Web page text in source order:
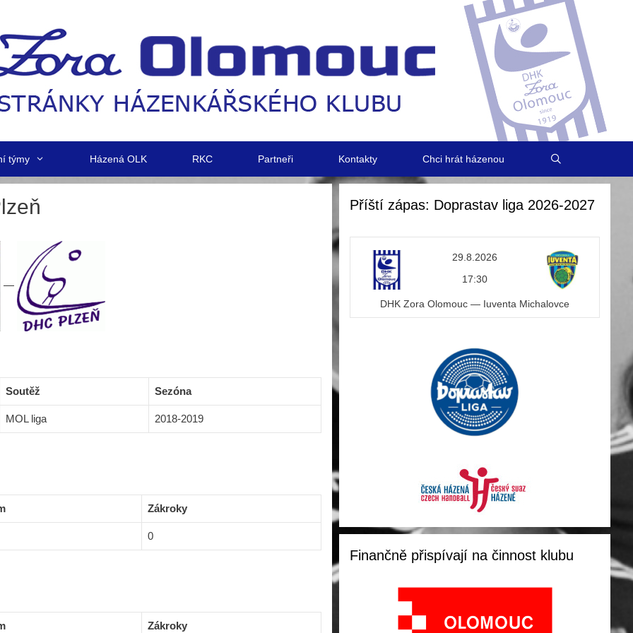
týmy Házená OLK RKC Partneři Kontakty Chci hrát házenou
—
Soutěž Sezóna
MOL liga 2018-2019
Zákroky
0
Zákroky
Příští zápas: Doprastav liga 2026-2027
29.8.2026
17:30
DHK Zora Olomouc — Iuventa Michalovce
Finančně přispívají na činnost klubu